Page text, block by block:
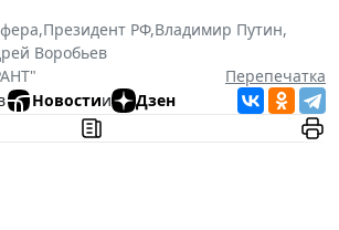
,Президент РФ,Владимир Путин,
Воробьев
Перепечатка
Новостии Дзен